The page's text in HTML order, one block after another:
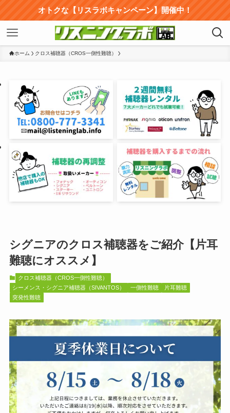
オトクな【リスラボキャンペーン】開催中！
ホーム クロス補聴器（CROS一側性難聴）
シグニアのクロス補聴器をご紹介【片耳
難聴にオススメ】
クロス補聴器（CROS一側性難聴）
シーメンス・シグニア補聴器（SIVANTOS）
一側性難聴
片耳難聴
突発性難聴